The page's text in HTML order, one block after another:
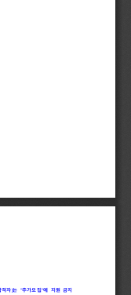
격자)는 "추가모집"에 지원 금지